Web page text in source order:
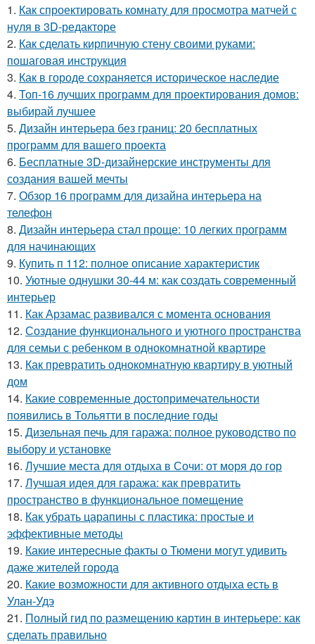
1. Как спроектировать комнату для просмотра матчей с
нуля в 3D-редакторе
2. Как сделать кирпичную стену своими руками:
пошаговая инструкция
3. Как в городе сохраняется историческое наследие
4. Топ-16 лучших программ для проектирования домов:
выбирай лучшее
5. Дизайн интерьера без границ: 20 бесплатных
программ для вашего проекта
6. Бесплатные 3D-дизайнерские инструменты для
создания вашей мечты
7. Обзор 16 программ для дизайна интерьера на
телефон
8. Дизайн интерьера стал проще: 10 легких программ
для начинающих
9. Купить п 112: полное описание характеристик
10. Уютные однушки 30-44 м: как создать современный
интерьер
11. Как Арзамас развивался с момента основания
12. Создание функционального и уютного пространства
для семьи с ребенком в однокомнатной квартире
13. Как превратить однокомнатную квартиру в уютный
дом
14. Какие современные достопримечательности
появились в Тольятти в последние годы
15. Дизельная печь для гаража: полное руководство по
выбору и установке
16. Лучшие места для отдыха в Сочи: от моря до гор
17. Лучшая идея для гаража: как превратить
пространство в функциональное помещение
18. Как убрать царапины с пластика: простые и
эффективные методы
19. Какие интересные факты о Тюмени могут удивить
даже жителей города
20. Какие возможности для активного отдыха есть в
Улан-Удэ
21. Полный гид по размещению картин в интерьере: как
сделать правильно